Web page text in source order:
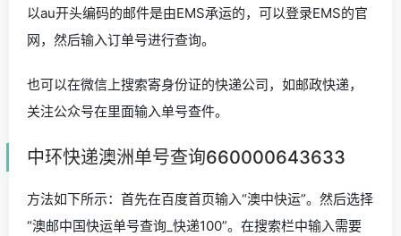
以au开头编码的邮件是由EMS承运的，可以登录EMS的官
网，然后输入订单号进行查询。
也可以在微信上搜索寄身份证的快递公司，如邮政快递，
关注公众号在里面输入单号查件。
中环快递澳洲单号查询660000643633
方法如下所示：首先在百度首页输入“澳中快运”。然后选择
“澳邮中国快运单号查询_快递100”。在搜索栏中输入需要